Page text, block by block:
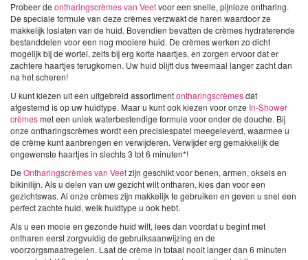
Probeer de ontharingscrèmes van Veetvoor een snelle, pijnloze ontharing.
De speciale formule van deze crèmes verzwakt de haren waardoor ze
makkelijk loslaten van de huid. Bovendien bevatten de crèmes hydraterende
bestanddelen voor een nog mooiere huid. De crèmes werken zo dicht
mogelijk bij de wortel, zelfs bij erg korte haartjes, en zorgen ervoor dat er
zachtere haartjes terugkomen. Uw huid blijft dus tweemaal langer zacht dan
na het scheren!
U kunt kiezen uit een uitgebreid assortimentontharingscrèmesdat
afgestemd is op uw huidtype. Maar u kunt ook kiezen voor onze In-Shower
crèmesmet een uniek waterbestendige formule voor onder de douche. Bij
onze ontharingscrèmes wordt een precisiespatel meegeleverd, waarmee u
de crème kunt aanbrengen en verwijderen. Verwijder erg gemakkelijk de
ongewenste haartjes in slechts 3 tot 6 minuten*!
De Ontharingscrèmes van Veetzijn geschikt voor benen, armen, oksels en
bikinilijn. Als u delen van uw gezicht wilt ontharen, kies dan voor een
gezichtswas. Al onze crèmes zijn makkelijk te gebruiken en geven u snel een
perfect zachte huid, welk huidtype u ook hebt.
Als u een mooie en gezonde huid wilt, lees dan voordat u begint met
ontharen eerst zorgvuldig de gebruiksaanwijzing en de
voorzorgsmaatregelen. Laat de crème in totaal nooit langer dan 6 minuten